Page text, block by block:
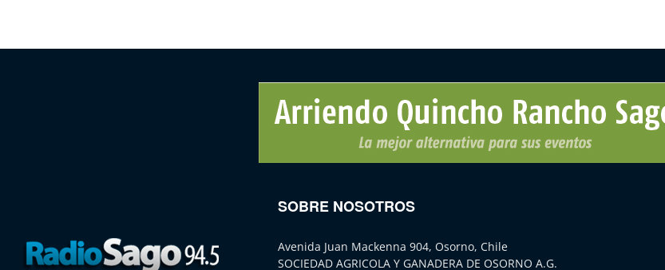
SOBRE NOSOTROS
Avenida Juan Mackenna 904, Osorno, Chile
SOCIEDAD AGRICOLA Y GANADERA DE OSORNO A.G.